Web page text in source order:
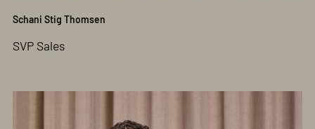
Schani Stig Thomsen
SVP Sales